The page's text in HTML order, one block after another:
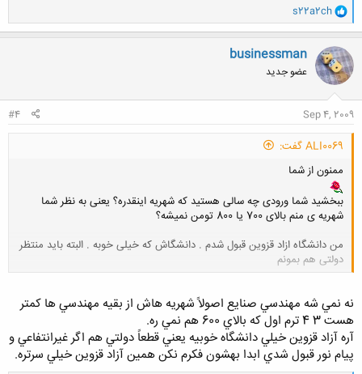
و
ا
ک
ن
ش
ه
ا
s22a2ch
businessman
عضو جدید
Sep 4, 2009
#4
ALI0069 گفت:
ممنون از شما
ببخشید شما ورودی چه سالی هستید که شهریه اینقدره؟ یعنی به نظر شما
شهریه ی منم بالای 700 یا 800 تومن نمیشه؟
من دانشگاه ازاد قزوین قبول شدم . دانشگاش که خیلی خوبه . البته باید منتظر
دولتی هم بمونم
نه نمي شه مهندسي صنايع اصولاً شهريه هاش از بقيه مهندسي ها كمتر
هست 3 4 ترم اول كه بالاي 600 هم نمي ره.
آره آزاد قزوين خيلي دانشگاه خوبيه يعني قطعاً دولتي هم اگر غيرانتفاعي و
پيام نور قبول شدي ابدا بهشون فكرم نكن همين آزاد قزوين خيلي سرتره.